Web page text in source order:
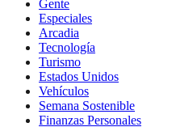
Gente
Especiales
Arcadia
Tecnología
Turismo
Estados Unidos
Vehículos
Semana Sostenible
Finanzas Personales